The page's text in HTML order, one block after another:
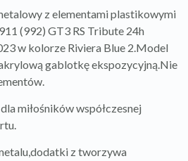
z elementami plastikowymi
(992) GT3 RS Tribute 24h
w kolorze Riviera Blue 2.Model
gablotkę ekspozycyjną.Nie
miłośników współczesnej
z tworzywa